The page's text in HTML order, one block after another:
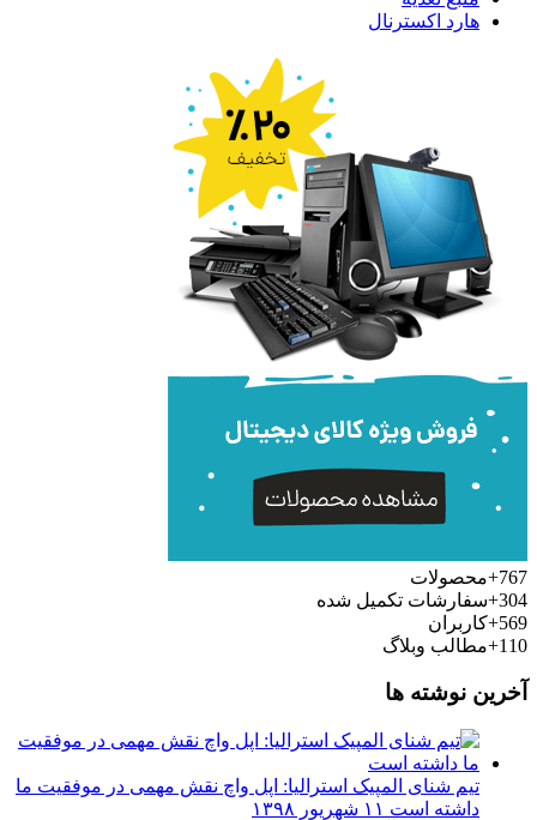
هارد اکسترنال
767+
محصولات
304+ سفارشات تکمیل شده
569+ کاربران
110+
مطالب وبلاگ
آخرین نوشته ها
تیم شنای المپیک استرالیا: اپل واچ نقش مهمی در موفقیت ما
داشته است ۱۱ شهریور ۱۳۹۸